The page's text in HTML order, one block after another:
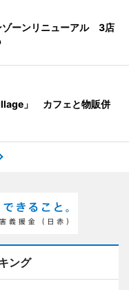
ゾーンリニューアル 3店
」 カフェと物販併
ング